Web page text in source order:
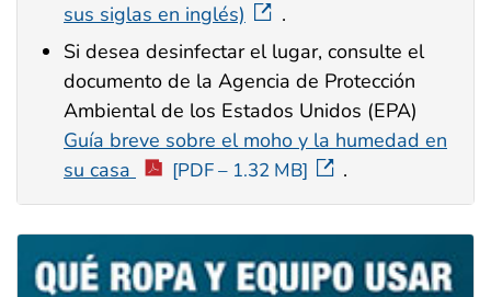
sus siglas en inglés)
.
Si desea desinfectar el lugar, consulte el
documento de la Agencia de Protección
Ambiental de los Estados Unidos (EPA)
Guía breve sobre el moho y la humedad en
su casa
[PDF – 1.32 MB] .